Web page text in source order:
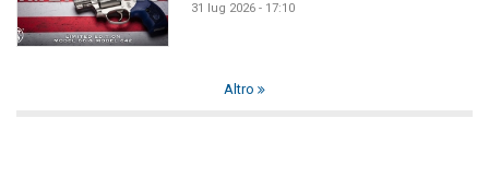
31 lug 2026 - 17:10
Altro